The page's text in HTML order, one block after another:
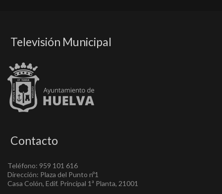
Televisión Municipal
Contacto
Teléfono: 959 101 616
Dirección: Plaza del Punto nº1
Casa Colón, Edif. Principal 1ª Planta, 21001